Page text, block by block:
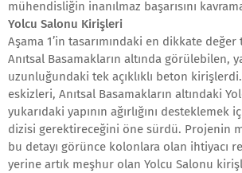
mühendisliğin inanılmaz başarısını
Yolcu Salonu Kirişleri
Aşama 1’in tasarımındaki en dikkate
Anıtsal Basamakların altında görülebilen,
uzunluğundaki tek açıklıklı beton
eskizleri, Anıtsal Basamakların altındaki
yukarıdaki yapının ağırlığını
dizisi gerektireceğini öne sürdü. Projenin
bu detayı görünce kolonlara olan ihtiyacı
yerine artık meşhur olan Yolcu Salonu